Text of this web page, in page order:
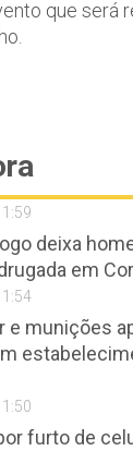
que será
deixa
em
e munições
furto de